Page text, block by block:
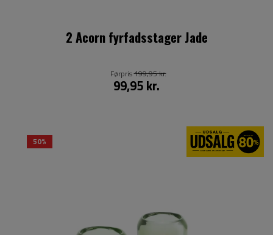
2 Acorn fyrfadsstager Jade
99,95 kr.
Førpris199,95 kr.
50%